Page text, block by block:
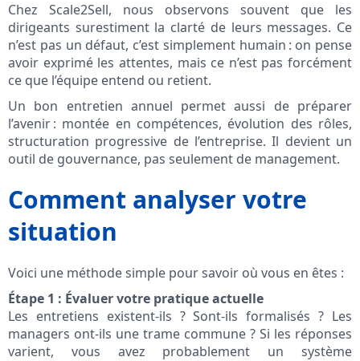
Chez Scale2Sell, nous observons souvent que les
dirigeants surestiment la clarté de leurs messages. Ce
n’est pas un défaut, c’est simplement humain : on pense
avoir exprimé les attentes, mais ce n’est pas forcément
ce que l’équipe entend ou retient.
Un bon entretien annuel permet aussi de préparer
l’avenir : montée en compétences, évolution des rôles,
structuration progressive de l’entreprise. Il devient un
outil de gouvernance, pas seulement de management.
Comment analyser votre
situation
Voici une méthode simple pour savoir où vous en êtes :
Étape 1 : Évaluer votre pratique actuelle
Les entretiens existent-ils ? Sont-ils formalisés ? Les
managers ont-ils une trame commune ? Si les réponses
varient, vous avez probablement un système